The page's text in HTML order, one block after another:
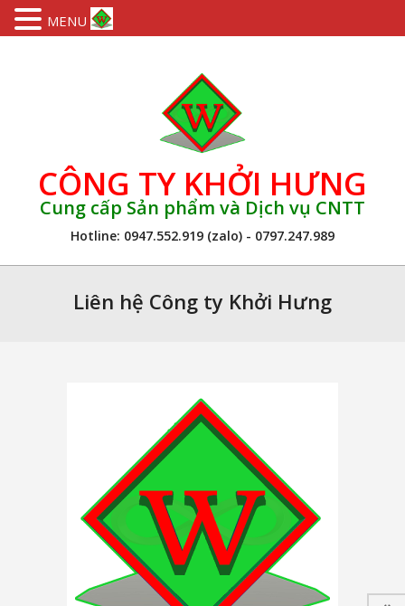
CÔNG TY KHỞI HƯNG
Cung cấp Sản phẩm và Dịch vụ CNTT
Hotline: 0947.552.919 (zalo) - 0797.247.989
Liên hệ Công ty Khởi Hưng
MENU